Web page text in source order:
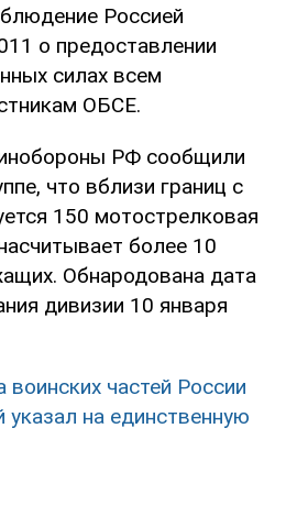
Россией
о предоставлении
силах всем
ОБСЕ.
РФ сообщили
что вблизи границ с
150 мотострелковая
более 10
Обнародована дата
дивизии 10 января
воинских частей России
указал на единственную